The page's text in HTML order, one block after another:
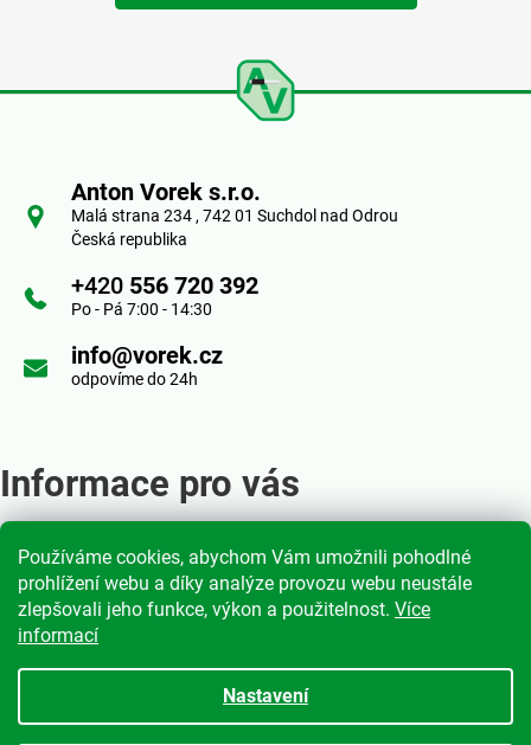
Používáme cookies, abychom Vám umožnili pohodlné
prohlížení webu a díky analýze provozu webu neustále
zlepšovali jeho funkce, výkon a použitelnost. Více
informací
Nastavení
Anton Vorek s.r.o.
Malá strana 234 , 742 01 Suchdol nad Odrou
Česká republika
+420 556 720 392
Po - Pá 7:00 - 14:30
info@vorek.cz
odpovíme do 24h
Informace pro vás
Obchodní podmínky
Podmínky ochrany osobních údajů
Moje objednávka
Vytvořil Shoptet | mime digital